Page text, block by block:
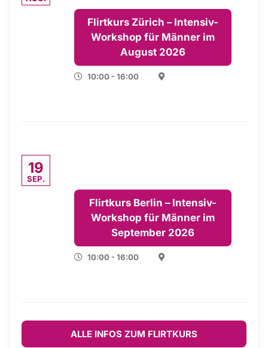
Flirtkurs Zürich – Intensiv-
Workshop für Männer im
August 2026
10:00 - 16:00
19
SEP.
Flirtkurs Berlin – Intensiv-
Workshop für Männer im
September 2026
10:00 - 16:00
ALLE INFOS ZUM FLIRTKURS